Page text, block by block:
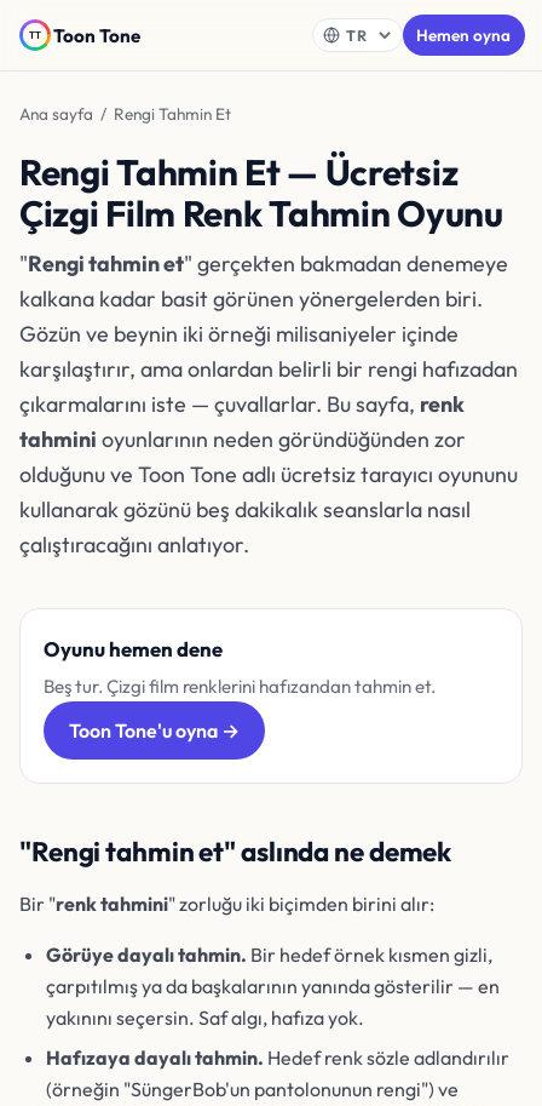
Toon Tone Hemen oyna
Ana sayfa / Rengi Tahmin Et
Rengi Tahmin Et — Ücretsiz
Çizgi Film Renk Tahmin Oyunu
"Rengi tahmin et" gerçekten bakmadan denemeye
kalkana kadar basit görünen yönergelerden biri.
Gözün ve beynin iki örneği milisaniyeler içinde
karşılaştırır, ama onlardan belirli bir rengi hafızadan
çıkarmalarını iste — çuvallarlar. Bu sayfa, renk
tahmini oyunlarının neden göründüğünden zor
olduğunu ve Toon Tone adlı ücretsiz tarayıcı oyununu
kullanarak gözünü beş dakikalık seanslarla nasıl
çalıştıracağını anlatıyor.
Oyunu hemen dene
Beş tur. Çizgi film renklerini hafızandan tahmin et.
Toon Tone'u oyna →
"Rengi tahmin et" aslında ne demek
Bir "renk tahmini" zorluğu iki biçimden birini alır:
Görüye dayalı tahmin. Bir hedef örnek kısmen gizli,
çarpıtılmış ya da başkalarının yanında gösterilir — en
yakınını seçersin. Saf algı, hafıza yok.
Hafızaya dayalı tahmin. Hedef renk sözle adlandırılır
(örneğin "SüngerBob'un pantolonunun rengi") ve